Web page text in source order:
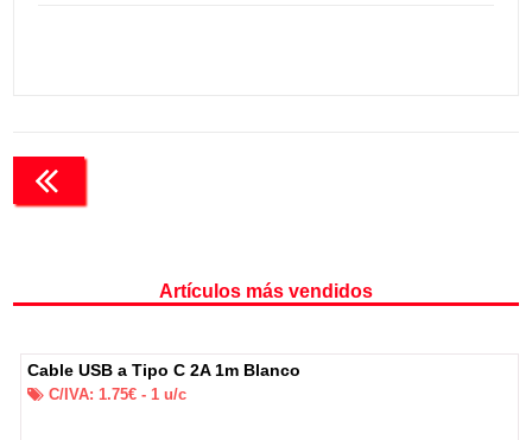
Artículos más vendidos
Cable USB a Tipo C 2A 1m Blanco
C/IVA: 1.75€ - 1u/c